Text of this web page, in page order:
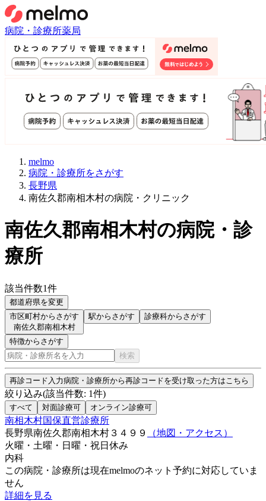
病院・診療所薬局
melmo
病院・診療所をさがす
長野県
南佐久郡南相木村の病院・クリニック
南佐久郡南相木村の病院・診
療所
該当件数1件
都道府県を変更
市区町村からさがす
南佐久郡南相木村
駅からさがす 診療科からさがす
特徴からさがす
検索
再診コード入力病院・診療所から再診コードを受け取った方はこちら
絞り込み(該当件数: 1件)
すべて 対面診療可 オンライン診療可
南相木村国保直営診療所
長野県南佐久郡南相木村３４９９
（地図・アクセス）
火曜・土曜・日曜・祝日 休み
内科
この病院・診療所は現在melmoのネット予約に対応していま
せん
詳細を見る